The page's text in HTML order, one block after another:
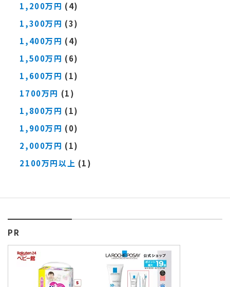
1,200万円 (4)
1,300万円 (3)
1,400万円 (4)
1,500万円 (6)
1,600万円 (1)
1700万円 (1)
1,800万円 (1)
1,900万円 (0)
2,000万円 (1)
2100万円以上 (1)
PR